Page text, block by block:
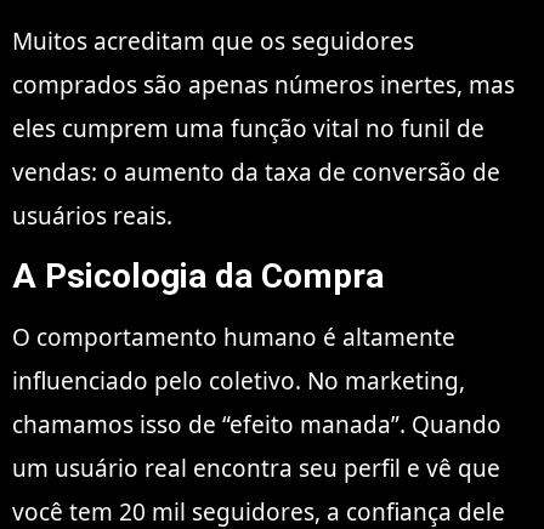
Muitos acreditam que os seguidores
comprados são apenas números inertes, mas
eles cumprem uma função vital no funil de
vendas: o aumento da taxa de conversão de
usuários reais.
A Psicologia da Compra
O comportamento humano é altamente
influenciado pelo coletivo. No marketing,
chamamos isso de “efeito manada”. Quando
um usuário real encontra seu perfil e vê que
você tem 20 mil seguidores, a confiança dele